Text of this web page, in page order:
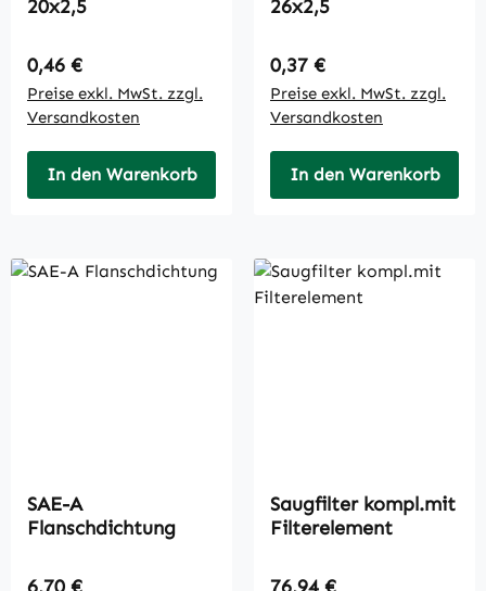
20x2,5
Regulärer Preis:
0,46 €
Preise exkl. MwSt. zzgl.
Versandkosten
In den Warenkorb
26x2,5
Regulärer Preis:
0,37 €
Preise exkl. MwSt. zzgl.
Versandkosten
In den Warenkorb
SAE-A
Flanschdichtung
Regulärer Preis:
Saugfilter kompl.mit
Filterelement
Regulärer Preis: